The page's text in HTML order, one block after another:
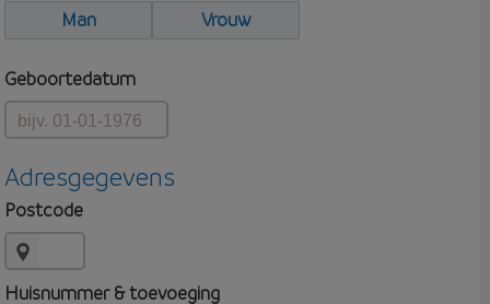
Man
Vrouw
Geboortedatum
Adresgegevens
Postcode
Huisnummer & toevoeging